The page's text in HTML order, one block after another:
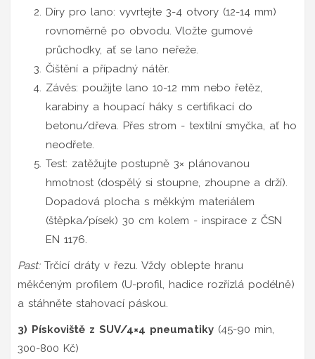
Díry pro lano: vyvrtejte 3-4 otvory (12-14 mm)
rovnoměrně po obvodu. Vložte gumové
průchodky, ať se lano neřeže.
Čištění a případný nátěr.
Závěs: použijte lano 10-12 mm nebo řetěz,
karabiny a houpací háky s certifikací do
betonu/dřeva. Přes strom - textilní smyčka, ať ho
neodřete.
Test: zatěžujte postupně 3× plánovanou
hmotnost (dospělý si stoupne, zhoupne a drží).
Dopadová plocha s měkkým materiálem
(štěpka/písek) 30 cm kolem - inspirace z ČSN
EN 1176.
Past:Trčící dráty v řezu. Vždy oblepte hranu
měkčeným profilem (U-profil, hadice rozřízlá podélně)
a stáhněte stahovací páskou.
3) Pískoviště z SUV/4×4 pneumatiky (45-90 min,
300-800 Kč)